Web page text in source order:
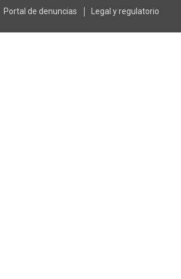
Portal de denuncias Legal y regulatorio